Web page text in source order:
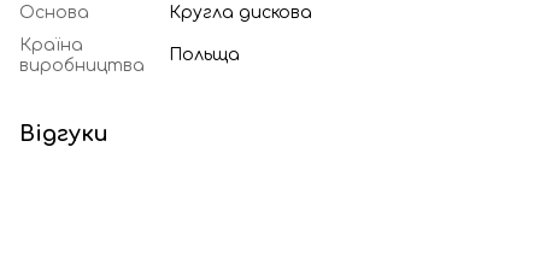
Основа
Кругла дискова
Країна
виробництва
Польща
Відгуки